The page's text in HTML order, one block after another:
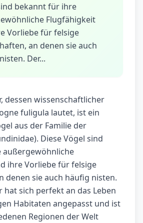
bekannt für ihre
Flugfähigkeit
Vorliebe für felsige
an denen sie auch
Der...
dessen wissenschaftlicher
fuligula lautet, ist ein
aus der Familie der
Diese Vögel sind
ihre Vorliebe für felsige
denen sie auch häufig nisten.
hat sich perfekt an das Leben
Habitaten angepasst und ist
Regionen der Welt